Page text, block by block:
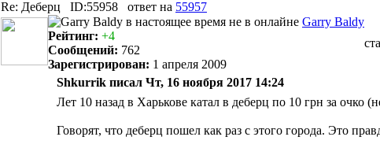
Re: Деберц
ID:55958 ответ на 55957
Garry Baldy
Рейтинг: +4
Сообщений: 762
Зарегистрирован: 1 апреля 2009
Shkurrik писал Чт, 16 ноября 2017 14:24
Лет 10 назад в Харькове катал в деберц по 10 грн за очко
Говорят, что деберц пошел как раз с этого города. Это